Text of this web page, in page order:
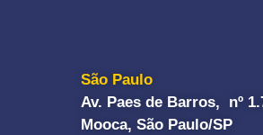
São Paulo
Av. Paes de Barros, nº
Mooca, São Paulo/SP